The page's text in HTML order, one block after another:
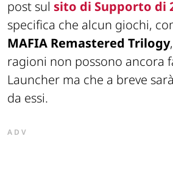
post sul sito di Supporto di
specifica che alcun giochi,
MAFIA Remastered Trilogy
ragioni non possono ancora
Launcher ma che a breve
da essi.
ADV